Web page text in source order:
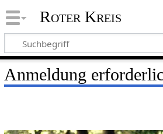
Roter Kreis
Anmeldung